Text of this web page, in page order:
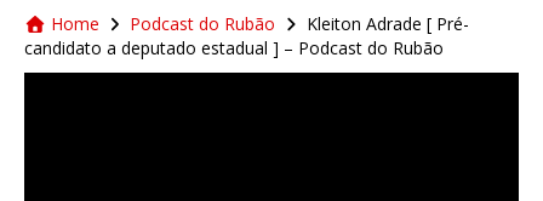
Home Podcast do Rubão
Kleiton Adrade [ Pré-
candidato a deputado estadual ] – Podcast do Rubão